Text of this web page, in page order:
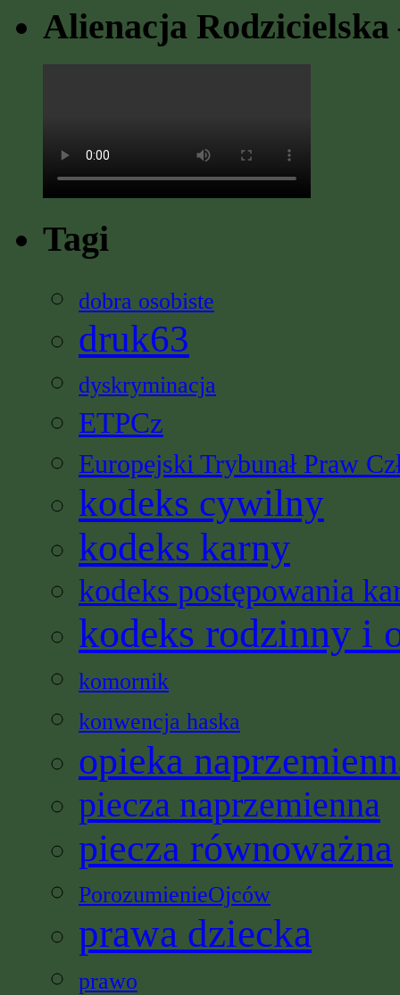
Alienacja Rodzicielska
Tagi
dobra osobiste
druk63
dyskryminacja
ETPCz
Europejski Trybunał Praw
kodeks cywilny
kodeks karny
kodeks postępowania
kodeks rodzinny i
komornik
konwencja haska
opieka
piecza naprzemienna
piecza równoważna
PorozumienieOjców
prawa dziecka
prawo